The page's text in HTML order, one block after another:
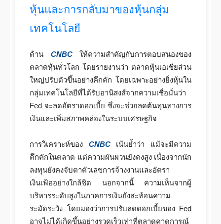
หุ้นและการกลับมาของหุ้นกลุ่ม
เทคโนโลยี
ด้าน CNBCให้ความสำคัญกับการตอบสนองของ
ตลาดหุ้นทั่วโลก โดยรายงานว่า ตลาดหุ้นเอเชียส่วน
ใหญ่ปรับตัวขึ้นอย่างคึกคัก โดยเฉพาะอย่างยิ่งหุ้นใน
กลุ่มเทคโนโลยีที่ได้รับอานิสงส์จากความเชื่อมั่นว่า
Fed จะลดอัตราดอกเบี้ย ซึ่งจะช่วยลดต้นทุนทางการ
เงินและเพิ่มสภาพคล่องในระบบเศรษฐกิจ
การวิเคราะห์ของ CNBCเน้นย้ำว่า แม้จะมีความ
คึกคักในตลาด แต่ความผันผวนยังคงสูง เนื่องจากนัก
ลงทุนยังคงจับตาตัวเลขการจ้างงานและอัตรา
เงินเฟ้ออย่างใกล้ชิด นอกจากนี้ ความเห็นจากผู้
บริหารระดับสูงในภาคการเงินยังสะท้อนความ
ระมัดระวัง โดยมองว่าการปรับลดดอกเบี้ยของ Fed
อาจไม่ได้เกิดขึ้นอย่างรวดเร็วเท่าที่ตลาดคาดการณ์